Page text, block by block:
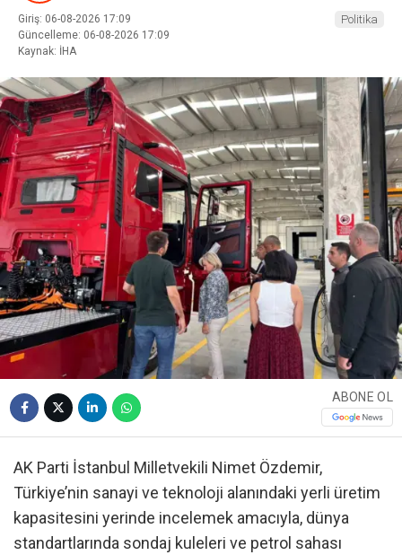
Giriş: 06-08-2026 17:09
Güncelleme: 06-08-2026 17:09
Kaynak: İHA
Politika
ABONE OL
AK Parti İstanbul Milletvekili Nimet Özdemir,
Türkiye’nin sanayi ve teknoloji alanındaki yerli üretim
kapasitesini yerinde incelemek amacıyla, dünya
standartlarında sondaj kuleleri ve petrol sahası